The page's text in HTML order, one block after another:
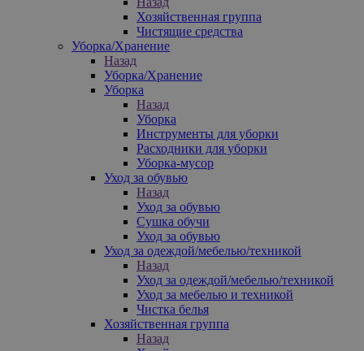
Хозяйственная группа
Чистящие средства
Уборка/Хранение
Назад
Уборка/Хранение
Уборка
Назад
Уборка
Инструменты для уборки
Расходники для уборки
Уборка-мусор
Уход за обувью
Назад
Уход за обувью
Сушка обучи
Уход за обувью
Уход за одеждой/мебелью/техникой
Назад
Уход за одеждой/мебелью/техникой
Уход за мебелью и техникой
Чистка белья
Хозяйственная группа
Назад